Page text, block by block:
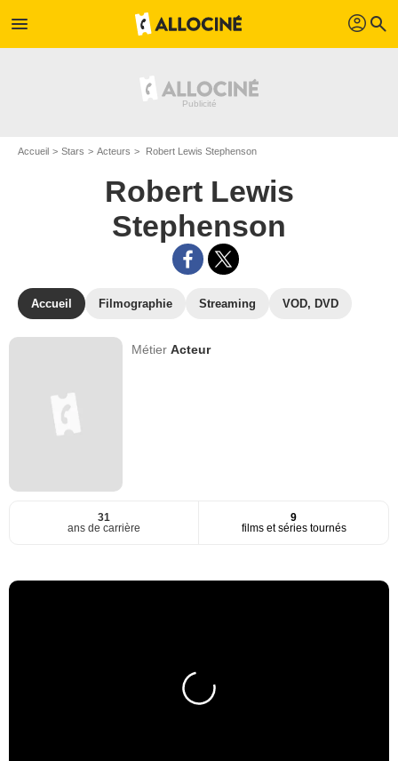
menu profil search
Accueil Stars Acteurs Robert Lewis Stephenson
Robert Lewis
Stephenson
Accueil Filmographie Streaming VOD, DVD
MétierActeur
31
ans de carrière
9
films et séries tournés